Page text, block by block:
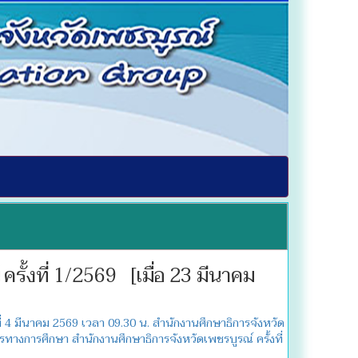
ครั้งที่ 1/2569 [เมื่อ 23 มีนาคม
มีนาคม 2569 เวลา 09.30 น. สำนักงานศึกษาธิการจังหวัด
างการศึกษา สำนักงานศึกษาธิการจังหวัดเพชรบูรณ์ ครั้งที่